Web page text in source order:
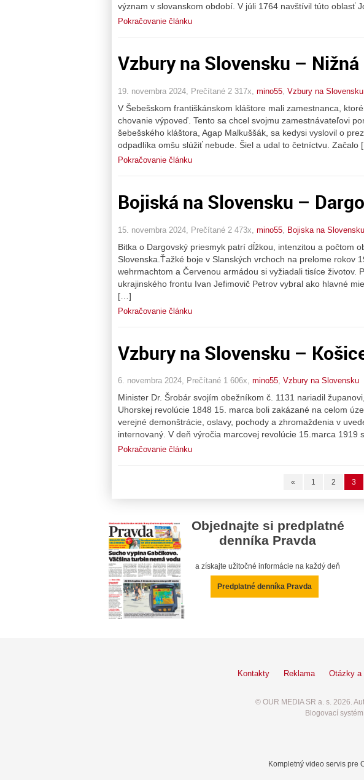
význam v slovanskom období. V júli 1764 navštívil túto oblasť
Pokračovanie článku
Vzbury na Slovensku –
19. novembra 2024, Prečítané 2 317x, mino55 Vzbury na Slovensku
V Šebešskom františkánskom kláštore mali zamestnanca,
chovanie výpoveď. Tento sa chcel svojmu zamestnávateľovi
šebešského kláštora, Agap Malkuššák, sa kedysi vyslovil o
odpadlíka omšu slúžiť nebude. Šiel a udal to četníctvu. Začalo
Pokračovanie článku
Bojiská na Slovensku –
15. novembra 2024, Prečítané 2 473x, mino55 Bojiska na Slovensku
Bitka o Dargovský priesmyk patrí dĺžkou, intenzitou a počtom
Slovenska.Ťažké boje v Slanských vrchoch na prelome rokov
wehrmachtom a Červenou armádou si vyžiadali tisíce životov.
ukrajinského frontu Ivan Jefimovič Petrov vybral ako hlavné
[…]
Pokračovanie článku
Vzbury na Slovensku –
6. novembra 2024, Prečítané 1 606x, mino55, Vzbury na Slovensku
Minister Dr. Šrobár svojím obežníkom č. 1131 nariadil
Uhorskej revolúcie 1848 15. marca boli zakázané na celom
verejné demonštrácie, oslavy, pochody a zhromaždenia v
internovaný. V deň výročia marcovej revolúcie 15.marca 1919
Pokračovanie článku
« 1 2 3
Objednajte si predplatné
denníka Pravda
a získajte užitočné informácie na každý deň
Predplatné denníka Pravda
Kontakty Reklama Otázky a
© OUR MEDIA SR a. s. 2026.
Blogovací
Kompletný video servis pre